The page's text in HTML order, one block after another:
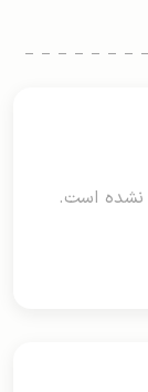
نشده است.